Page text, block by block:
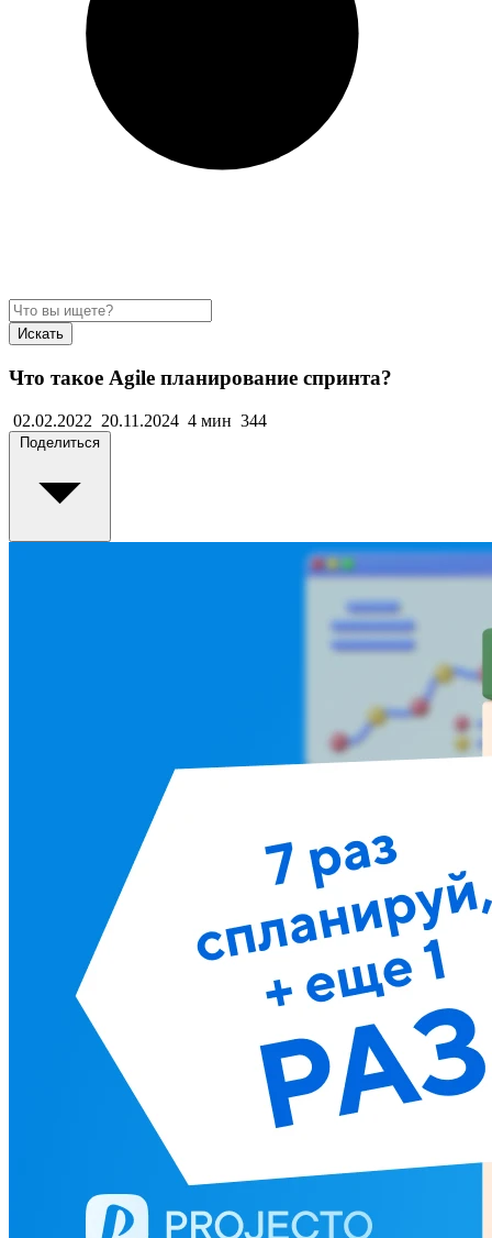
Искать
Что такое Agile планирование спринта?
02.02.2022 20.11.2024 4 мин 344
Поделиться